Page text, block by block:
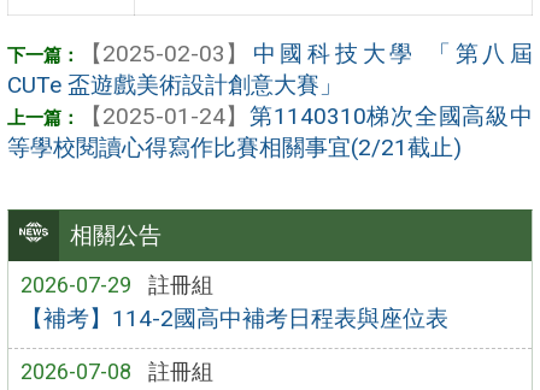
相關公告
2026-07-29 註冊組
【補考】114-2國高中補考日程表與座位表
2026-07-08 註冊組
【2025-02-03】
中國科技大學 「第八屆
CUTe 盃遊戲美術設計創意大賽」
【2025-01-24】 第1140310梯次全國高級中
等學校閱讀心得寫作比賽相關事宜(2/21截止)